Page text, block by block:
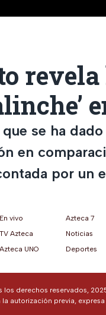
se ha
en
por un
pestaña)
nueva pestaña)
una nueva pestaña)
en una nueva
(se abre en una nueva
(se abre en una
(se abre en
En vivo
TV Azteca
Azteca UNO
Azteca 7
Noticias
Deportes
los derechos reservados,
autorización previa,